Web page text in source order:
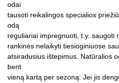
odai
tausoti reikalingos specialios
odą
reguliariai impregnuoti, t.y. saugoti
rankinės nelaikyti tiesioginiuose
atsiradusius ištepimus. Natūralios
bent
vieną kartą per sezoną. Jei jis